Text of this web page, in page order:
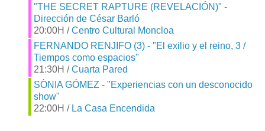
"THE SECRET RAPTURE (REVELACIÓN)" -
Dirección de César Barló
20:00H /Centro Cultural Moncloa
FERNANDO RENJIFO (3) - "El exilio y el reino, 3 /
Tiempos como espacios"
21:30H /Cuarta Pared
SÒNIA GÓMEZ - "Experiencias con un desconocido
show"
22:00H / La Casa Encendida